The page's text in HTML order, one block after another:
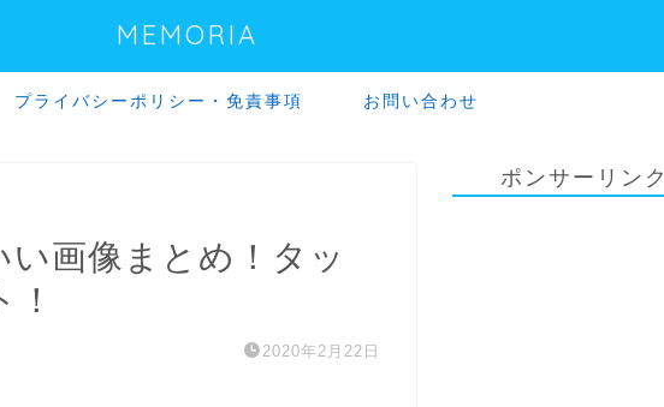
MEMORIA
プライバシーポリシー・免責事項 お問い合わせ
画像まとめ！タッ
2020年2月22日
ポンサーリンク